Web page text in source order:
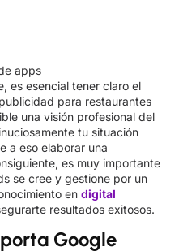
apps
es esencial tener claro el
para restaurantes
una visión profesional del
tu situación
a eso elaborar una
es muy importante
se cree y gestione por un
en digital
resultados exitosos.
Google